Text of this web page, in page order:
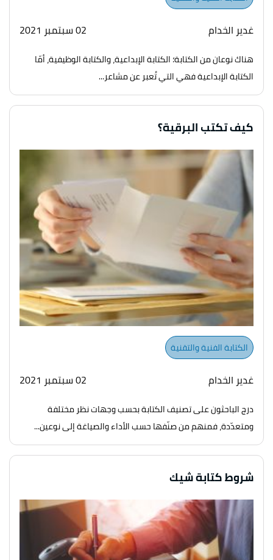
غدير الخدام 02 سبتمبر 2021
هناك نوعان من الكتابة؛ الكتابة الإبداعية، والكتابة الوظيفية، أمّا
الكتابة الإبداعية فهي التي تُعبر عن مشاعر...
كيف تكتب البرقية؟
الكتابة الفنية والتقنية
غدير الخدام 02 سبتمبر 2021
درج الباحثون على تصنيف الكتابة بحسب وجهات نظر مختلفة
ومتعدّدة، فمنهم من صنّفها حسب الأداء والصياغة إلى نوعين...
شروط كتابة شيك